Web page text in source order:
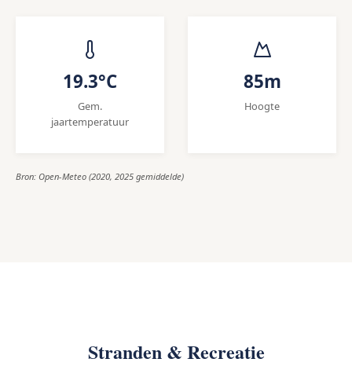
19.3°C
Gem.
jaartemperatuur
85m
Hoogte
Bron: Open-Meteo (2020, 2025 gemiddelde)
Stranden & Recreatie